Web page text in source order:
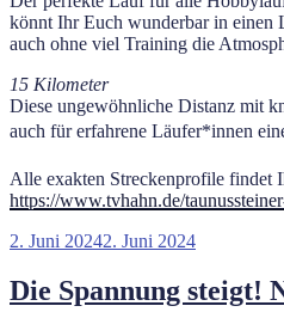
könnt Ihr Euch wunderbar in einen
auch ohne viel Training die
15 Kilometer
Diese ungewöhnliche Distanz mit
auch für erfahrene Läufer*innen
Alle exakten Streckenprofile findet
https://www.tvhahn.de/
Veröffentlicht
2. Juni 20242. Juni 2024
Die Spannung steigt!